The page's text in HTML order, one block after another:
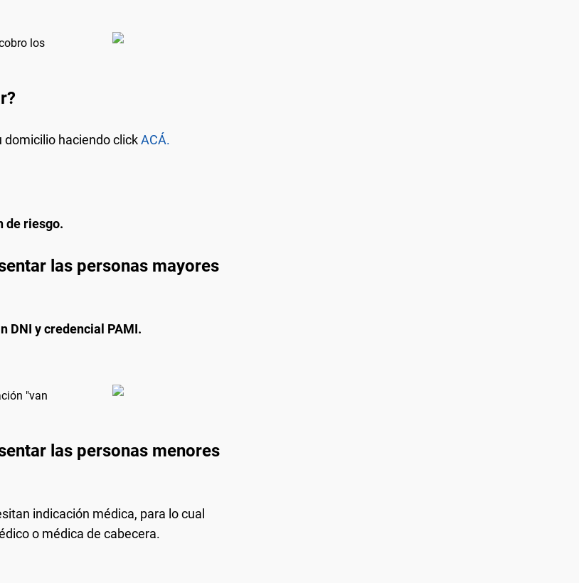
los
domicilio haciendo clickACÁ.
de riesgo.
las personas mayores
DNI y credencial PAMI.
"van
las personas menores
indicación médica, para lo cual
o médica de cabecera.